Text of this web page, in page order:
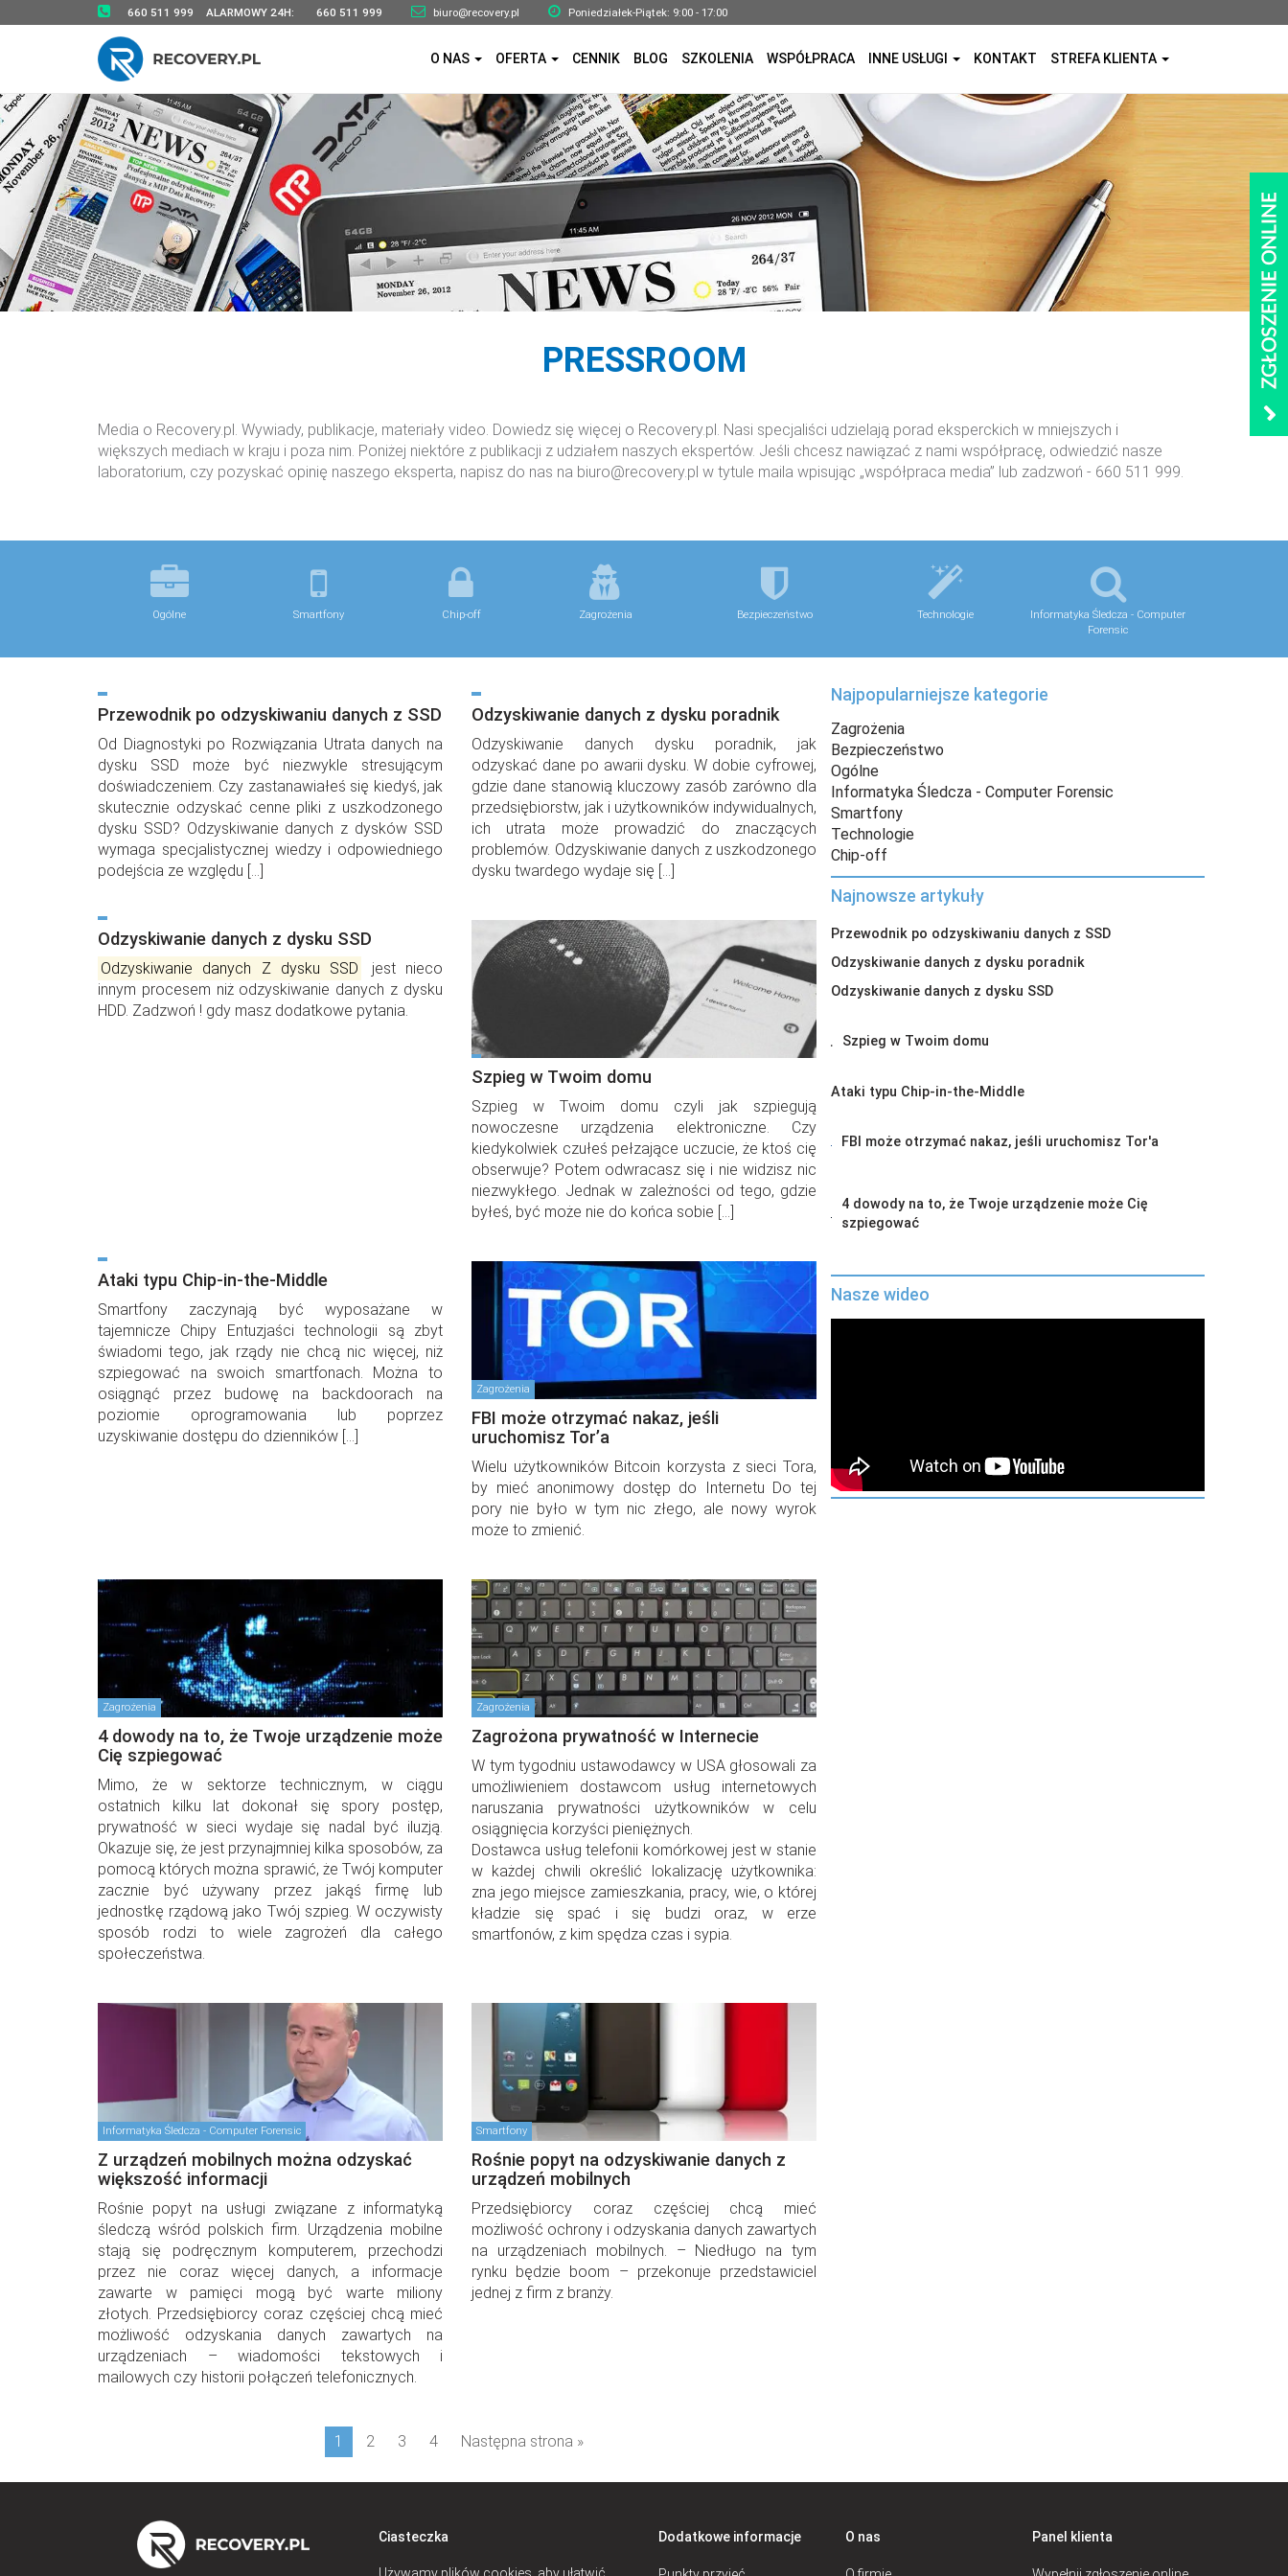
660 511 999 ALARMOWY 24H: 660 511 999 biuro@recovery.pl Poniedziałek-Piątek: 9:00 - 17:00
O NAS OFERTA CENNIK BLOG SZKOLENIA WSPÓŁPRACA INNE USŁUGI KONTAKT STREFA KLIENTA
PRESSROOM
Media o Recovery.pl. Wywiady, publikacje, materiały video. Dowiedz się więcej o Recovery.pl. Nasi specjaliści udzielają porad eksperckich w mniejszych i
większych mediach w kraju i poza nim. Poniżej niektóre z publikacji z udziałem naszych ekspertów. Jeśli chcesz nawiązać z nami współpracę, odwiedzić nasze
laboratorium, czy pozyskać opinię naszego eksperta, napisz do nas na biuro@recovery.pl w tytule maila wpisując „współpraca media” lub zadzwoń - 660 511 999.
Ogólne Smartfony Chip-off Zagrożenia Bezpieczeństwo Technologie
Informatyka Śledcza - Computer
Forensic
Przewodnik po odzyskiwaniu danych z SSD
Od Diagnostyki po Rozwiązania Utrata danych na
dysku SSD może być niezwykle stresującym
doświadczeniem. Czy zastanawiałeś się kiedyś, jak
skutecznie odzyskać cenne pliki z uszkodzonego
dysku SSD? Odzyskiwanie danych z dysków SSD
wymaga specjalistycznej wiedzy i odpowiedniego
podejścia ze względu […]
Odzyskiwanie danych z dysku poradnik
Odzyskiwanie danych dysku poradnik, jak
odzyskać dane po awarii dysku. W dobie cyfrowej,
gdzie dane stanowią kluczowy zasób zarówno dla
przedsiębiorstw, jak i użytkowników indywidualnych,
ich utrata może prowadzić do znaczących
problemów. Odzyskiwanie danych z uszkodzonego
dysku twardego wydaje się […]
Odzyskiwanie danych z dysku SSD
Odzyskiwanie danych Z dysku SSD
jest nieco
innym procesem niż odzyskiwanie danych z dysku
HDD. Zadzwoń ! gdy masz dodatkowe pytania.
Szpieg w Twoim domu
Szpieg w Twoim domu czyli jak szpiegują
nowoczesne urządzenia elektroniczne. Czy
kiedykolwiek czułeś pełzające uczucie, że ktoś cię
obserwuje? Potem odwracasz się i nie widzisz nic
niezwykłego. Jednak w zależności od tego, gdzie
byłeś, być może nie do końca sobie […]
Ataki typu Chip-in-the-Middle
Smartfony zaczynają być wyposażane w
tajemnicze Chipy Entuzjaści technologii są zbyt
świadomi tego, jak rządy nie chcą nic więcej, niż
szpiegować na swoich smartfonach. Można to
osiągnąć przez budowę na backdoorach na
poziomie oprogramowania lub poprzez
uzyskiwanie dostępu do dzienników […]
Zagrożenia
FBI może otrzymać nakaz, jeśli
uruchomisz Tor’a
Wielu użytkowników Bitcoin korzysta z sieci Tora,
by mieć anonimowy dostęp do Internetu Do tej
pory nie było w tym nic złego, ale nowy wyrok
może to zmienić.
Zagrożenia
4 dowody na to, że Twoje urządzenie może
Cię szpiegować
Mimo, że w sektorze technicznym, w ciągu
ostatnich kilku lat dokonał się spory postęp,
prywatność w sieci wydaje się nadal być iluzją.
Okazuje się, że jest przynajmniej kilka sposobów, za
pomocą których można sprawić, że Twój komputer
zacznie być używany przez jakąś firmę lub
jednostkę rządową jako Twój szpieg. W oczywisty
sposób rodzi to wiele zagrożeń dla całego
społeczeństwa.
Zagrożenia
Zagrożona prywatność w Internecie
W tym tygodniu ustawodawcy w USA głosowali za
umożliwieniem dostawcom usług internetowych
naruszania prywatności użytkowników w celu
osiągnięcia korzyści pieniężnych.
Dostawca usług telefonii komórkowej jest w stanie
w każdej chwili określić lokalizację użytkownika:
zna jego miejsce zamieszkania, pracy, wie, o której
kładzie się spać i się budzi oraz, w erze
smartfonów, z kim spędza czas i sypia.
Informatyka Śledcza - Computer Forensic
Z urządzeń mobilnych można odzyskać
większość informacji
Rośnie popyt na usługi związane z informatyką
śledczą wśród polskich firm. Urządzenia mobilne
stają się podręcznym komputerem, przechodzi
przez nie coraz więcej danych, a informacje
zawarte w pamięci mogą być warte miliony
złotych. Przedsiębiorcy coraz częściej chcą mieć
możliwość odzyskania danych zawartych na
urządzeniach – wiadomości tekstowych i
mailowych czy historii połączeń telefonicznych.
Smartfony
Rośnie popyt na odzyskiwanie danych z
urządzeń mobilnych
Przedsiębiorcy coraz częściej chcą mieć
możliwość ochrony i odzyskania danych zawartych
na urządzeniach mobilnych. – Niedługo na tym
rynku będzie boom – przekonuje przedstawiciel
jednej z firm z branży.
1 2 3 4 Następna strona »
Najpopularniejsze kategorie
Zagrożenia
Bezpieczeństwo
Ogólne
Informatyka Śledcza - Computer Forensic
Smartfony
Technologie
Chip-off
Najnowsze artykuły
Przewodnik po odzyskiwaniu danych z SSD
Odzyskiwanie danych z dysku poradnik
Odzyskiwanie danych z dysku SSD
Szpieg w Twoim domu
Ataki typu Chip-in-the-Middle
FBI może otrzymać nakaz, jeśli uruchomisz Tor'a
4 dowody na to, że Twoje urządzenie może Cię
szpiegować
Zagrożona prywatność w Internecie
Nasze wideo
Ciasteczka Dodatkowe informacje O nas Panel klienta